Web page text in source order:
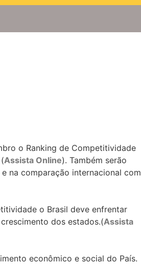
o Ranking de Competitividade
Assista Online). Também serão
na comparação internacional com
o Brasil deve enfrentar
dos estados.(Assista
econômico e social do País.